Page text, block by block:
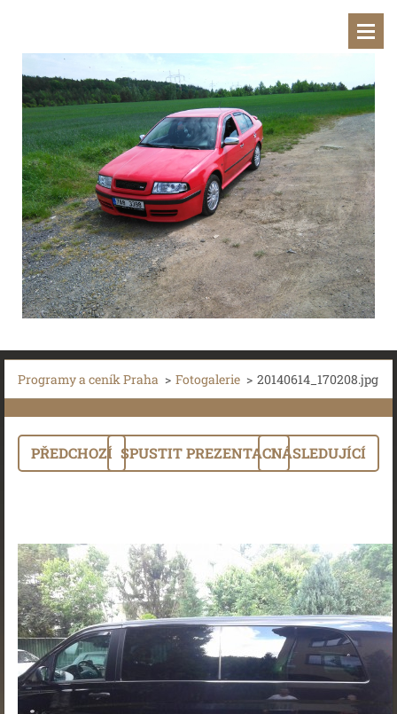
Programy a ceník Praha > Fotogalerie > 20140614_170208.jpg
PŘEDCHOZÍ SPUSTIT PREZENTACINÁSLEDUJÍCÍ